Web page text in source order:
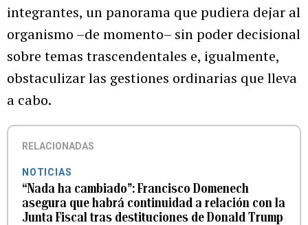
integrantes, un panorama que pudiera dejar al
organismo –de momento– sin poder decisional
sobre temas trascendentales e, igualmente,
obstaculizar las gestiones ordinarias que lleva
a cabo.
RELACIONADAS
NOTICIAS
“Nada ha cambiado”: Francisco Domenech
asegura que habrá continuidad a relación con la
Junta Fiscal tras destituciones de Donald Trump